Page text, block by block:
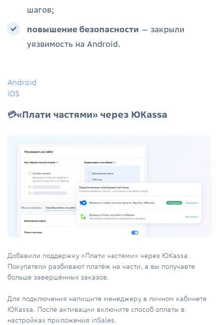
шагов;
повышение безопасности — закрыли
уязвимость на Android.
Android
iOS
💳«Плати частями» через ЮKassa
Добавили поддержку «Плати частями» через ЮKassa.
Покупатели разбивают платёж на части, а вы получаете
больше завершённых заказов.
Для подключения напишите менеджеру в личном кабинете
ЮKassa. После активации включите способ оплаты в
настройках приложения inSales.